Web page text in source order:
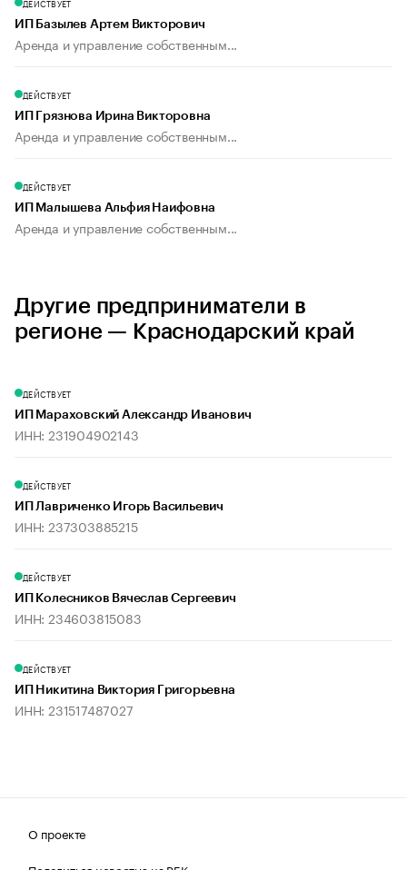
ДЕЙСТВУЕТ
ИП Базылев Артем Викторович
Аренда и управление собственным...
ДЕЙСТВУЕТ
ИП Грязнова Ирина Викторовна
Аренда и управление собственным...
ДЕЙСТВУЕТ
ИП Малышева Альфия Наифовна
Аренда и управление собственным...
Другие предприниматели в
регионе — Краснодарский край
ДЕЙСТВУЕТ
ИП Мараховский Александр Иванович
ИНН: 231904902143
ДЕЙСТВУЕТ
ИП Лавриченко Игорь Васильевич
ИНН: 237303885215
ДЕЙСТВУЕТ
ИП Колесников Вячеслав Сергеевич
ИНН: 234603815083
ДЕЙСТВУЕТ
ИП Никитина Виктория Григорьевна
ИНН: 231517487027
О проекте